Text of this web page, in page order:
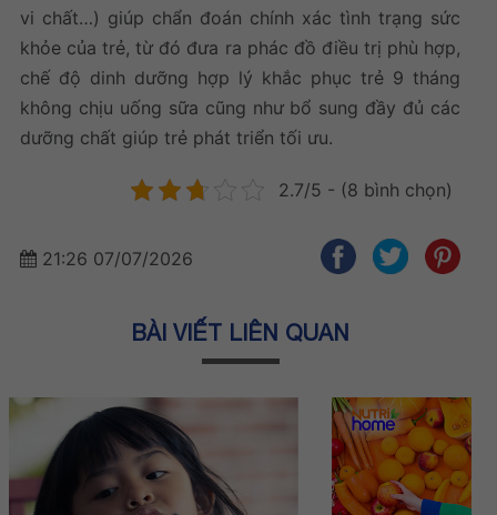
vi chất…) giúp chẩn đoán chính xác tình trạng sức
khỏe của trẻ, từ đó đưa ra phác đồ điều trị phù hợp,
chế độ dinh dưỡng hợp lý khắc phục trẻ 9 tháng
không chịu uống sữa cũng như bổ sung đầy đủ các
dưỡng chất giúp trẻ phát triển tối ưu.
2.7/5 - (8 bình chọn)
21:26 07/07/2026
BÀI VIẾT LIÊN QUAN